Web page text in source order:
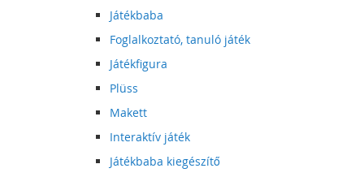
Játékbaba
Foglalkoztató, tanuló játék
Játékfigura
Plüss
Makett
Interaktív játék
Játékbaba kiegészítő